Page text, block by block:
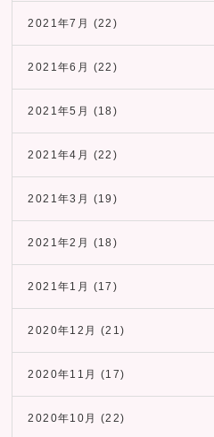
2021年7月 (22)
2021年6月 (22)
2021年5月 (18)
2021年4月 (22)
2021年3月 (19)
2021年2月 (18)
2021年1月 (17)
2020年12月 (21)
2020年11月 (17)
2020年10月 (22)